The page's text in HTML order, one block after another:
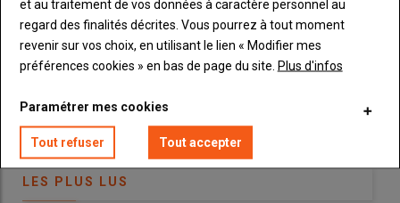
trouver desbennes pour charrier comme avec l’ensileuse
c’est facile de multiplier les coupes et nous en réalisons d’ailleurs
généralement cinq par an. »
Lire aussi :Comment choisir sa faucheuse
frontale pour l’affouragement en vert en 5
critères
Machinisme.
LES PLUS LUS
et au traitement de vos données à caractère personnel au
regard des finalités décrites. Vous pourrez à tout moment
revenir sur vos choix, en utilisant le lien « Modifier mes
préférences cookies » en bas de page du site. Plus d'infos
Paramétrer mes cookies
Tout refuser Tout accepter